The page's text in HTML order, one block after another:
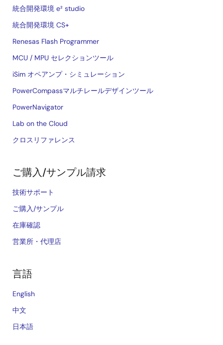
統合開発環境 e² studio
統合開発環境 CS+
Renesas Flash Programmer
MCU / MPU セレクションツール
iSim オペアンプ・シミュレーション
PowerCompassマルチレールデザインツール
PowerNavigator
Lab on the Cloud
クロスリファレンス
ご購入/サンプル請求
技術サポート
ご購入/サンプル
在庫確認
営業所・代理店
言語
English
中文
日本語